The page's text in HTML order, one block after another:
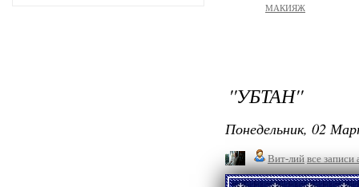
МАКИЯЖ
''УБТАН''
Понедельник, 02
Вит-лий все записи